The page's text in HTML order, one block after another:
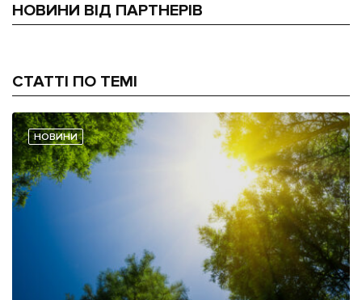
НОВИНИ ВІД ПАРТНЕРІВ
СТАТТІ ПО ТЕМІ
НОВИНИ